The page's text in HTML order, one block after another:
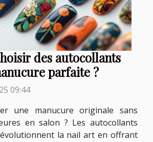
des autocollants
parfaite ?
09:44
une manucure originale sans
en salon ? Les autocollants
la nail art en offrant